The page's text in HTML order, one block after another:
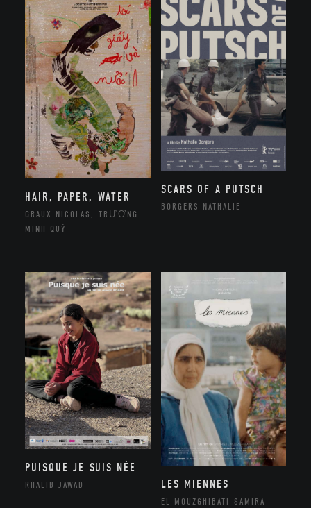
HAIR, PAPER, WATER
GRAUX NICOLAS, TRƯƠNG
MINH QUÝ
SCARS OF A PUTSCH
BORGERS NATHALIE
PUISQUE JE SUIS NÉE
RHALIB JAWAD LES MIENNES
EL MOUZGHIBATI SAMIRA